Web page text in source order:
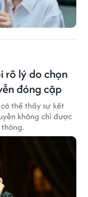
rõ lý do chọn
đóng cặp
thể thấy sự kết
không chỉ được